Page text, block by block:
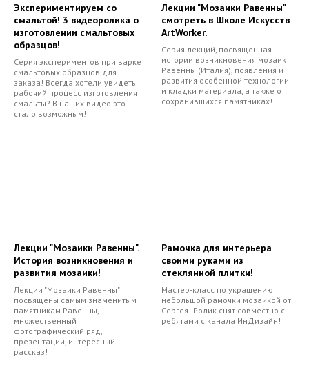
Экспериментируем со
смальтой! 3 видеоролика о
изготовлении смальтовых
образцов!
Серия экспериментов при варке
смальтовых образцов для
заказа! Всегда хотели увидеть
рабочий процесс изготовления
смальты? В наших видео это
стало возможным!
Лекции "Мозаики Равенны"
смотреть в Школе Искусств
ArtWorker.
Серия лекций, посвященная
истории возникновения мозаик
Равенны (Италия), появления и
развития особенной технологии
и кладки материала, а также о
сохранившихся памятниках!
Лекции "Мозаики Равенны".
История возникновения и
развития мозаики!
Лекции "Мозаики Равенны"
посвящены самым знаменитым
памятникам Равенны,
множественный
фотографический ряд,
презентации, интересный
рассказ!
Рамочка для интерьера
своими руками из
стеклянной плитки!
Мастер-класс по украшению
небольшой рамочки мозаикой от
Сергея! Ролик снят совместно с
ребятами с канала ИнДизайн!